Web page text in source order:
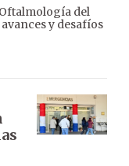
del
y desafíos